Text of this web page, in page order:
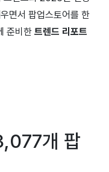
면서 팝업스토어를 한
준비한 트렌드 리포트
개 팝